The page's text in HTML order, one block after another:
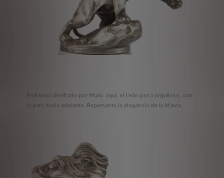
Emblema diseñado por Marx: aquí, el León posa orgulloso, con
la pata hacia adelante. Representa la elegancia de la Marca.